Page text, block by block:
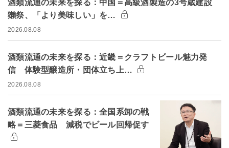
酒類流通の未来を探る：中国＝高級酒製造の3号蔵建設
獺祭、「より美味しい」を…
2026.08.08
酒類流通の未来を探る：近畿＝クラフトビール魅力発
信 体験型醸造所・団体立ち上…
2026.08.08
酒類流通の未来を探る：全国系卸の戦
略＝三菱食品 減税でビール回帰促す